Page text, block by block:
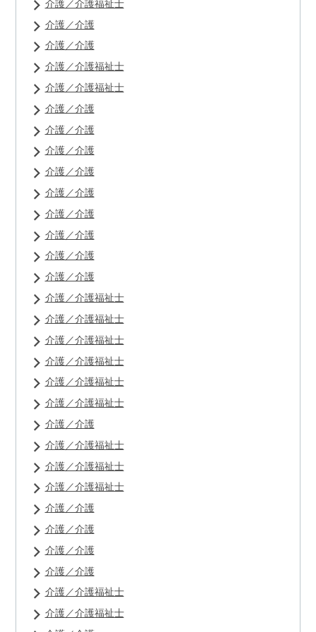
介護／介護福祉士
介護／介護
介護／介護
介護／介護福祉士
介護／介護福祉士
介護／介護
介護／介護
介護／介護
介護／介護
介護／介護
介護／介護
介護／介護
介護／介護
介護／介護
介護／介護福祉士
介護／介護福祉士
介護／介護福祉士
介護／介護福祉士
介護／介護福祉士
介護／介護福祉士
介護／介護
介護／介護福祉士
介護／介護福祉士
介護／介護福祉士
介護／介護
介護／介護
介護／介護
介護／介護
介護／介護福祉士
介護／介護福祉士